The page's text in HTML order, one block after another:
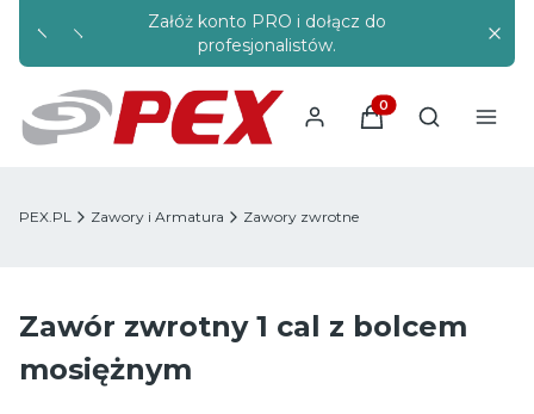
Załóż konto PRO i dołącz do
profesjonalistów.
Produkty w
Otwórz
PEX.PL Zawory i Armatura Zawory zwrotne
Zawór zwrotny 1 cal z bolcem
mosiężnym